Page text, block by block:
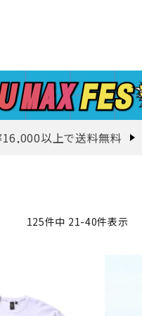
以上で送料無料
125件中 21-40件表示